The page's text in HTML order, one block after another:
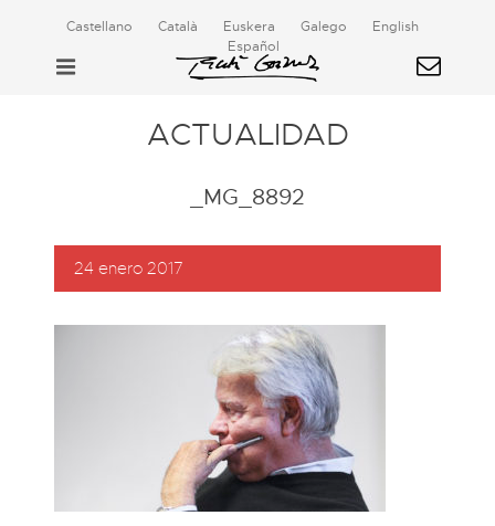
Castellano Català Euskera Galego
English
Español
ACTUALIDAD
_MG_8892
24 enero 2017